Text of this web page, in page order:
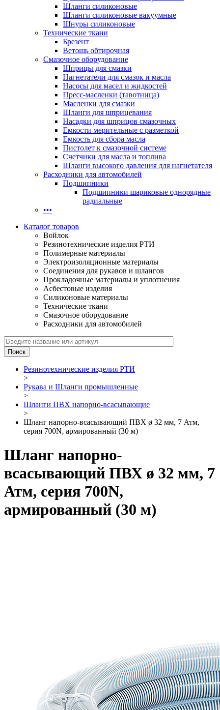
Шланги силиконовые
Шланги силиконовые вакуумные
Шнуры силиконовые
Технические ткани
Брезент
Ветошь обтирочная
Смазочное оборудование
Шприцы для смазки
Нагнетатели для смазок и масла
Насосы для масел и жидкостей
Пресс-масленки (тавотница)
Масленки для смазки
Шланги для шприцевания
Насадки для шприцов смазочных
Емкости мерительные с разметкой
Емкость для сбора масла
Пистолет к смазочной системе
Счетчики для масла и топлива
Шланги высокого давления для нагнетателя
Расходники для автомобилей
Подшипники
Подшипники шариковые однорядные
радиальные
•••
Каталог товаров
Войлок
Резинотехнические изделия РТИ
Полимерные материалы
Электроизоляционные материалы
Соединения для рукавов и шлангов
Прокладочные материалы и уплотнения
Асбестовые изделия
Силиконовые материалы
Технические ткани
Смазочное оборудование
Расходники для автомобилей
Резинотехнические изделия РТИ
>
Рукава и Шланги промышленные
>
Шланги ПВХ напорно-всасывающие
>
Шланг напорно-всасывающий ПВХ ø 32 мм, 7 Атм,
серия 700N, армированный (30 м)
Шланг напорно-
всасывающий ПВХ ø 32 мм, 7
Атм, серия 700N,
армированный (30 м)